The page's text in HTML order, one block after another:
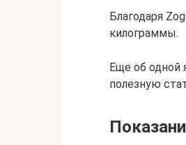
Благодаря
килограммы.
Еще об одной
полезную